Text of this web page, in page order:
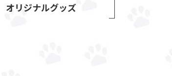
オリジナルグッズ